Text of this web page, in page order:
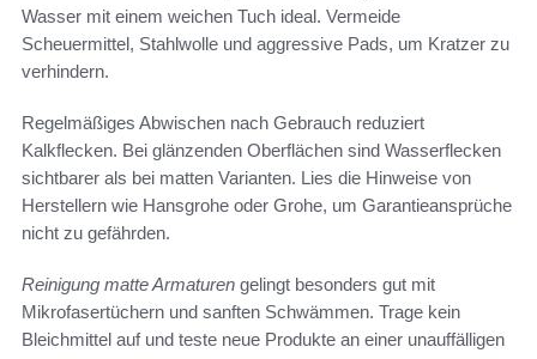
Wasser mit einem weichen Tuch ideal. Vermeide
Scheuermittel, Stahlwolle und aggressive Pads, um Kratzer zu
verhindern.
Regelmäßiges Abwischen nach Gebrauch reduziert
Kalkflecken. Bei glänzenden Oberflächen sind Wasserflecken
sichtbarer als bei matten Varianten. Lies die Hinweise von
Herstellern wie Hansgrohe oder Grohe, um Garantieansprüche
nicht zu gefährden.
Reinigung matte Armaturen gelingt besonders gut mit
Mikrofasertüchern und sanften Schwämmen. Trage kein
Bleichmittel auf und teste neue Produkte an einer unauffälligen